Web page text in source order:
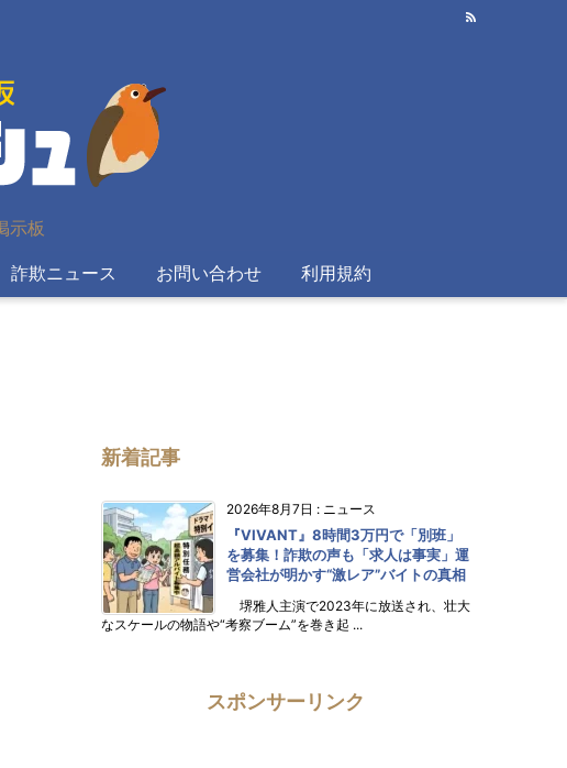
示板
詐欺ニュース お問い合わせ 利用規約
新着記事
2026年8月7日 : ニュース
『VIVANT』8時間3万円で「別班」
を募集！詐欺の声も「求人は事実」運
営会社が明かす“激レア”バイトの真相
堺雅人主演で2023年に放送され、壮大
なスケールの物語や“考察ブーム”を巻き起 ...
スポンサーリンク